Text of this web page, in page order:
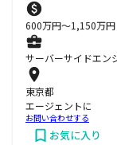
600万円〜1,150万円
サーバーサイドエン
東京都
エージェントに
お問い合わせする
お気に入り